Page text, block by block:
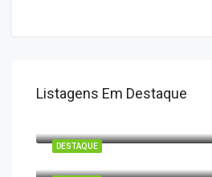
Listagens Em Destaque
DESTAQUE